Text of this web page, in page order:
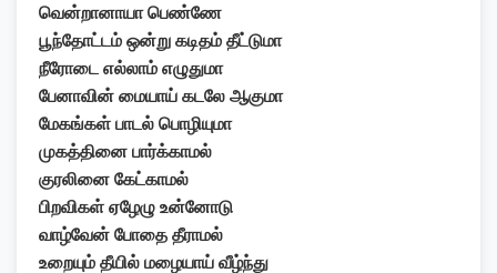
வென்றானாயா பெண்ணே
பூந்தோட்டம் ஒன்று கடிதம் தீட்டுமா
நீரோடை எல்லாம் எழுதுமா
பேனாவின் மையாய் கடலே ஆகுமா
மேகங்கள் பாடல் பொழியுமா
முகத்தினை பார்க்காமல்
குரலினை கேட்காமல்
பிறவிகள் ஏழேழு உன்னோடு
வாழ்வேன் போதை தீராமல்
உறையும் தீயில் மழையாய் வீழ்ந்து